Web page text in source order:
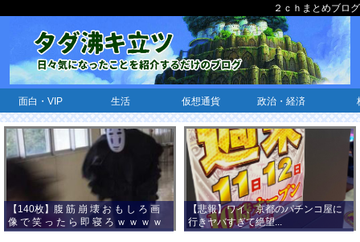
２ｃｈまとめブログ
面白・VIP 生活 仮想通貨 政治・経済
【140枚】腹 筋 崩 壊 お も し ろ 画
像 で 笑 っ た ら 即 寝 ろ ｗ ｗ ｗ ｗ
ｗ ｗ ｗ ｗ ｗ ｗ ｗ ｗ
【悲報】ワイ、京都のパチンコ屋に
行きヤバすぎて絶望...